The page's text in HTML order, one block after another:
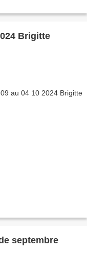
Brigitte
septembre